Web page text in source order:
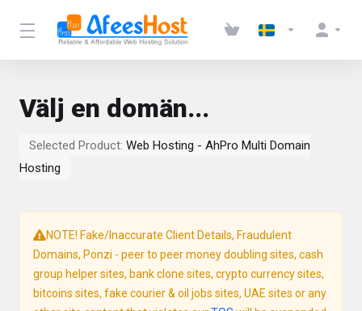
Välj en domän...
Selected Product: Web Hosting - AhPro Multi Domain
Hosting
NOTE! Fake/Inaccurate Client Details, Fraudulent
Domains, Ponzi - peer to peer money doubling sites, cash
group helper sites, bank clone sites, crypto currency sites,
bitcoins sites, fake courier & oil jobs sites, UAE sites or any